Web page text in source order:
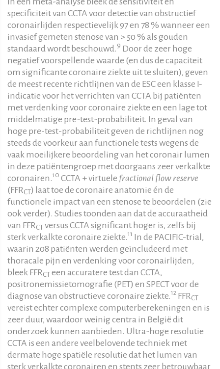
specificiteit van CCTA voor detectie van obstructief
coronairlijden respectievelijk 97 en 78 % wanneer een
invasief gemeten stenose van > 50 % als gouden
standaard wordt beschouwd. 9 Door de zeer hoge
negatief voorspellende waarde (en dus de capaciteit
om significante coronaire ziekte uit te sluiten), geven
de meest recente richtlijnen van de ESC een klasse I-
indicatie voor het verrichten van CCTA bij patiënten
met verdenking voor coronaire ziekte en een lage tot
middelmatige pre-test-probabiliteit. In geval van
hoge pre-test-probabiliteit geven de richtlijnen nog
steeds de voorkeur aan functionele tests wegens de
vaak moeilijkere beoordeling van het coronair lumen
in deze patiëntengroep met doorgaans zeer verkalkte
coronairen.10 CCTA + virtuele fractional flow reserve
(FFR CT) laat toe de coronaire anatomie én de
functionele impact van een stenose te beoordelen (zie
ook verder). Studies toonden aan dat de accuraatheid
van FFR CT versus CCTA significant hoger is, zelfs bij
sterk verkalkte coronaire ziekte.11 In de PACIFIC-trial,
waarin 208 patiënten werden geïncludeerd met
thoracale pijn en verdenking voor coronairlijden,
bleek FFR CT een accuratere test dan CCTA,
positronemissietomografie (PET) en SPECT voor de
diagnose van obstructieve coronaire ziekte.12 FFR CT
vereist echter complexe computerberekeningen en is
zeer duur, waardoor weinig centra in België dit
onderzoek kunnen aanbieden. Ultra-hoge resolutie
CCTA is een andere veelbelovende techniek met
dermate hoge spatiële resolutie dat het lumen van
sterk verkalkte coronairen en stents zeer betrouwbaar